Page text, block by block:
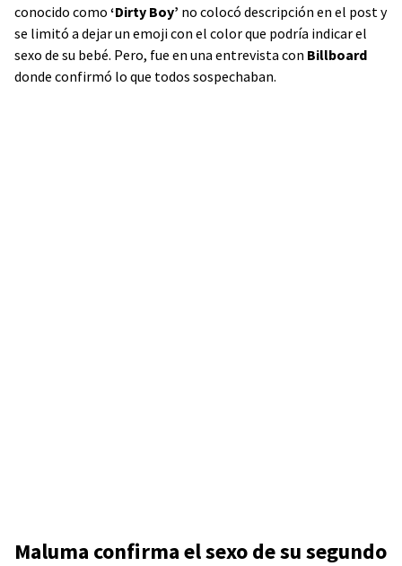
conocido como ‘Dirty Boy’ no colocó descripción en el post y
se limitó a dejar un emoji con el color que podría indicar el
sexo de su bebé. Pero, fue en una entrevista con Billboard
donde confirmó lo que todos sospechaban.
Maluma confirma el sexo de su segundo